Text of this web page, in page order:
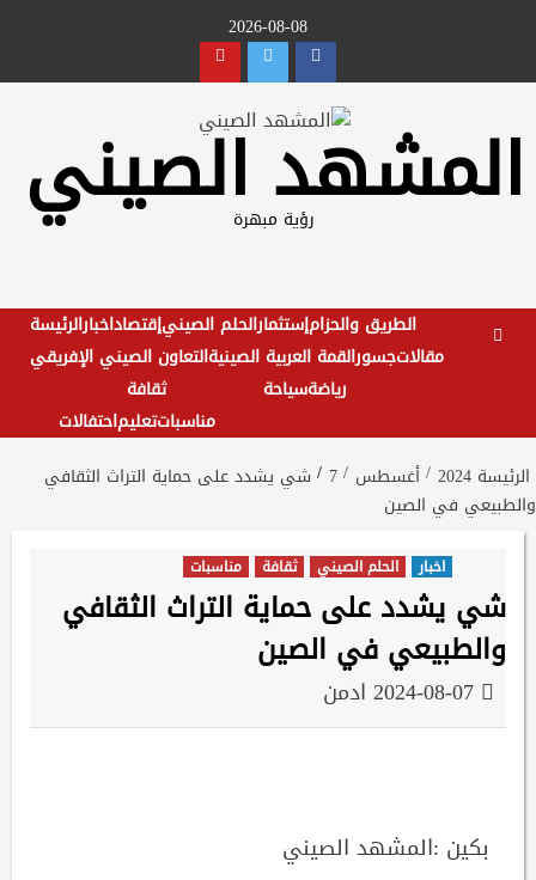
2026-08-08
Facebook
Twitter
Youtube
المشهد الصيني
رؤية مبهرة
الرئيسةاخبارإقتصادالحلم الصينيإستثمارالطريق والحزام
التعاون الصيني الإفريقيالقمة العربية الصينيةجسورمقالات
ثقافة
احتفالاتتعليممناسبات
سياحةرياضة
الرئيسة 2024 أغسطس 7
شي يشدد على حماية التراث الثقافي
والطبيعي في الصين
اخبار الحلم الصيني ثقافة مناسبات
شي يشدد على حماية التراث الثقافي
والطبيعي في الصين
ادمن
بكين :المشهد الصيني